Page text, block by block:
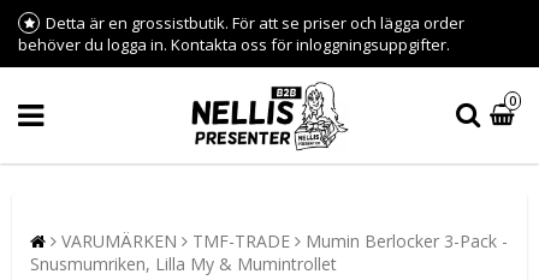
Detta är en grossistbutik. För att se priser och lägga order
behöver du logga in. Kontakta oss för inloggningsuppgifter.
0
VARUMÄRKEN TMF-TRADE
Mumin Berlocker 3-Pack -
Snusmumriken, Lilla My & Mumintrollet